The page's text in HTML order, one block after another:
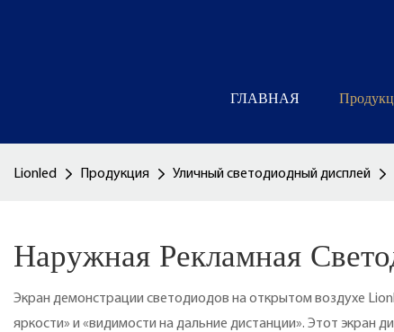
ГЛАВНАЯ
Lionled Продукция Уличный светодиодный дисплей
Наружная Рекламная
Экран демонстрации светодиодов на открытом воздухе
яркости» и «видимости на дальние дистанции». Этот экран